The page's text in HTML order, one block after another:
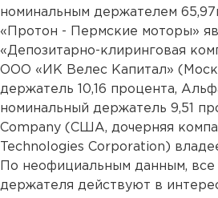
номинальным держателем
«Протон - Пермские моторы»
«Депозитарно-клиринговая
ООО «ИК Велес Капитал»
держатель 10,16 процента,
номинальный держатель 9,51
Company (США, дочерняя
Technologies Corporation)
По неофициальным данным,
держателя действуют в